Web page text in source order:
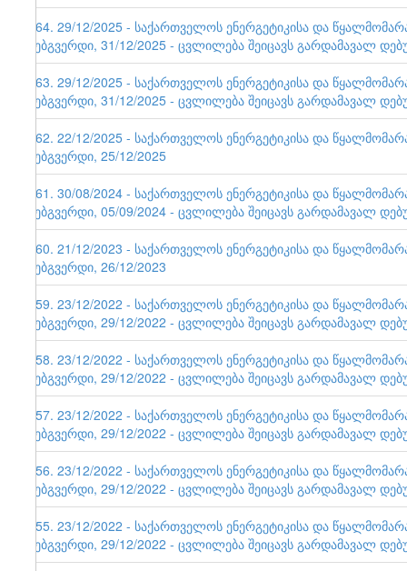
164. 29/12/2025 - საქართველოს ენერგეტიკისა და
ვებგვერდი, 31/12/2025 - ცვლილება შეიცავს გარდამავალ
163. 29/12/2025 - საქართველოს ენერგეტიკისა და
ვებგვერდი, 31/12/2025 - ცვლილება შეიცავს გარდამავალ
162. 22/12/2025 - საქართველოს ენერგეტიკისა და
ვებგვერდი, 25/12/2025
161. 30/08/2024 - საქართველოს ენერგეტიკისა და
ვებგვერდი, 05/09/2024 - ცვლილება შეიცავს გარდამავალ
160. 21/12/2023 - საქართველოს ენერგეტიკისა და
ვებგვერდი, 26/12/2023
159. 23/12/2022 - საქართველოს ენერგეტიკისა და
ვებგვერდი, 29/12/2022 - ცვლილება შეიცავს გარდამავალ
158. 23/12/2022 - საქართველოს ენერგეტიკისა და
ვებგვერდი, 29/12/2022 - ცვლილება შეიცავს გარდამავალ
157. 23/12/2022 - საქართველოს ენერგეტიკისა და
ვებგვერდი, 29/12/2022 - ცვლილება შეიცავს გარდამავალ
156. 23/12/2022 - საქართველოს ენერგეტიკისა და
ვებგვერდი, 29/12/2022 - ცვლილება შეიცავს გარდამავალ
155. 23/12/2022 - საქართველოს ენერგეტიკისა და
ვებგვერდი, 29/12/2022 - ცვლილება შეიცავს გარდამავალ